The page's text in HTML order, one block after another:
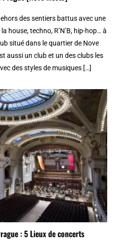
des sentiers battus avec une
house, techno, R’N’B, hip-hop… à
situé dans le quartier de Nove
aussi un club et un des clubs les
des styles de musiques […]
: 5 Lieux de concerts